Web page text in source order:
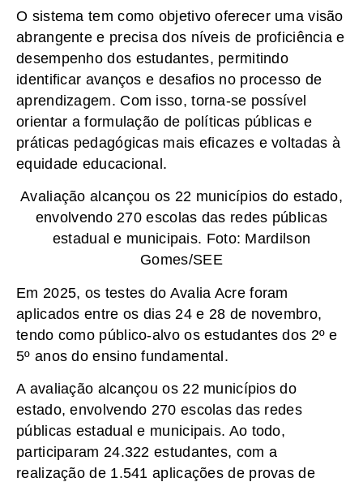
O sistema tem como objetivo oferecer uma visão
abrangente e precisa dos níveis de proficiência e
desempenho dos estudantes, permitindo
identificar avanços e desafios no processo de
aprendizagem. Com isso, torna-se possível
orientar a formulação de políticas públicas e
práticas pedagógicas mais eficazes e voltadas à
equidade educacional.
Avaliação alcançou os 22 municípios do estado,
envolvendo 270 escolas das redes públicas
estadual e municipais. Foto: Mardilson
Gomes/SEE
Em 2025, os testes do Avalia Acre foram
aplicados entre os dias 24 e 28 de novembro,
tendo como público-alvo os estudantes dos 2º e
5º anos do ensino fundamental.
A avaliação alcançou os 22 municípios do
estado, envolvendo 270 escolas das redes
públicas estadual e municipais. Ao todo,
participaram 24.322 estudantes, com a
realização de 1.541 aplicações de provas de